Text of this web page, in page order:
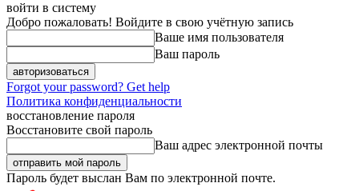
войти в систему
Добро пожаловать! Войдите в свою учётную запись
Ваше имя пользователя
Ваш пароль
Forgot your password? Get help
Политика конфиденциальности
восстановление пароля
Восстановите свой пароль
Ваш адрес электронной почты
Пароль будет выслан Вам по электронной почте.